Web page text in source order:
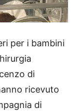
per i bambini
di
ricevuto
di